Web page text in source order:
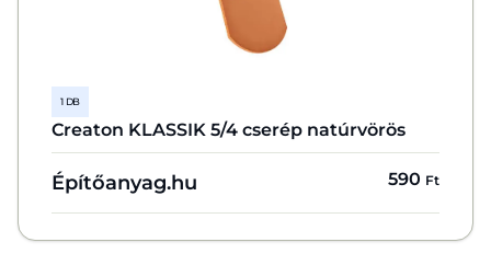
1 DB
Creaton KLASSIK 5/4 cserép natúrvörös
Építőanyag.hu 590 Ft